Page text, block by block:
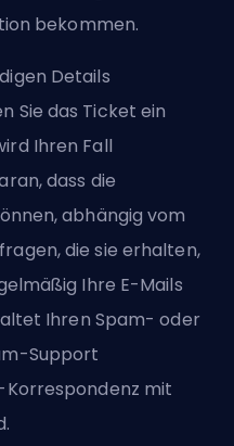
bekommen.
Details
Sie das Ticket ein
Ihren Fall
dass die
abhängig vom
die sie erhalten,
Ihre E-Mails
Ihren Spam- oder
Support
mit